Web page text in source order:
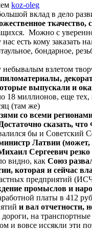
koz-oleg
вклад в дело
ткачество,
Можно с
есть кому заказать
бондарное,
взлетом
выпускали и
18 миллионов, еще
(там же)
со всеми
сказать,
бы и Советский
Латвии
Сергеевич резко
видно, как Союз
которая и сейчас
предприятий
промыслов и
платы в 412
и вал отчетности,
на транспортные
и вовсе иссякли эти